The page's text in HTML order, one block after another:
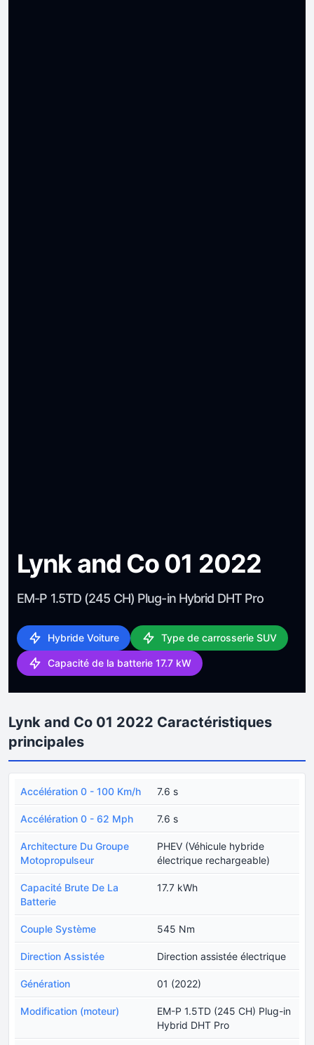
Lynk and Co 01 2022
EM-P 1.5TD (245 CH) Plug-in Hybrid DHT Pro
Hybride Voiture Type de carrosserie SUV
Capacité de la batterie 17.7 kW
Lynk and Co 01 2022 Caractéristiques
principales
Accélération 0 - 100 Km/h 7.6 s
Accélération 0 - 62 Mph 7.6 s
Architecture Du Groupe
Motopropulseur
PHEV (Véhicule hybride
électrique rechargeable)
Capacité Brute De La
Batterie
17.7 kWh
Couple Système 545 Nm
Direction Assistée Direction assistée électrique
Génération 01 (2022)
Modification (moteur)
EM-P 1.5TD (245 CH) Plug-in
Hybrid DHT Pro